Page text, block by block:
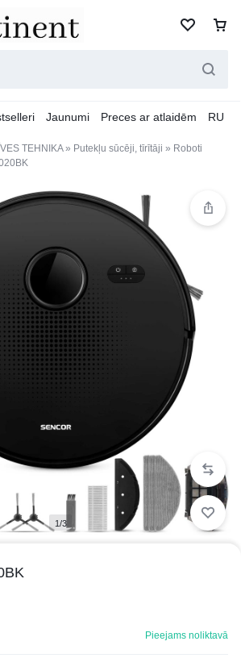
Jaunumi Preces ar atlaidēm RU
TEHNIKA» Putekļu sūcēji, tīrītāji » Roboti
1/3
Pieejams noliktavā